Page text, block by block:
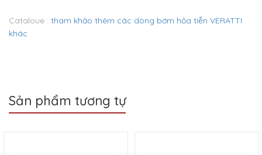
Cataloue : tham khảo thêm các dòng bơm hỏa tiễn VERATTI
khác
Sản phẩm tương tự